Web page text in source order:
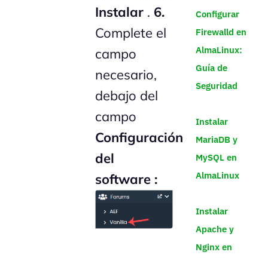
Instalar . 6.
Complete el
campo
necesario,
debajo del
campo
Configuración
del
software :
Configurar
Firewalld en
AlmaLinux:
Guía de
Seguridad
Instalar
MariaDB y
MySQL en
AlmaLinux
Instalar
Apache y
Nginx en